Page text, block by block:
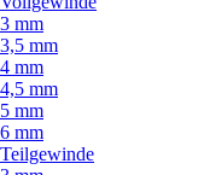
3 mm
3,5 mm
4 mm
4,5 mm
5 mm
6 mm
Teilgewinde